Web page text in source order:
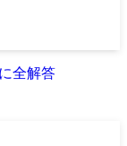
全解答